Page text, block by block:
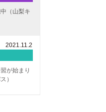
（山梨キ
2021.11.2
が始まり
）